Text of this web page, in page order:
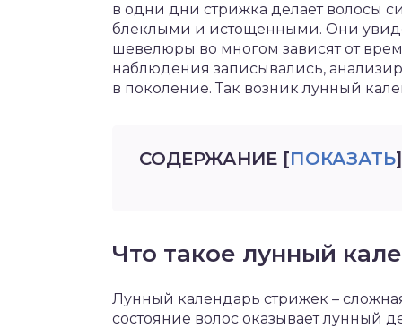
в одни дни стрижка делает волосы
блеклыми и истощенными. Они
шевелюры во многом зависят от
наблюдения записывались,
в поколение. Так возник лунный
СОДЕРЖАНИЕ [ПОКАЗАТЬ]
Что такое лунный
Лунный календарь стрижек –
состояние волос оказывает лунный